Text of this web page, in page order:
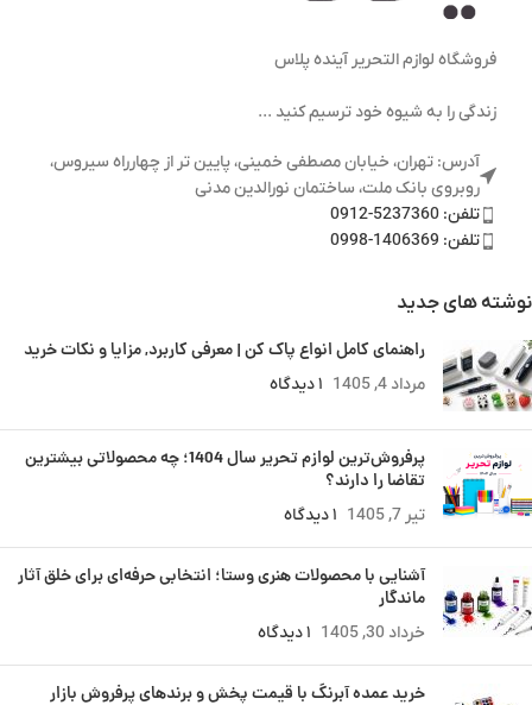
فروشگاه لوازم التحریر آینده پلاس
زندگی را به شیوه خود ترسیم کنید ...
آدرس: تهران، خیابان مصطفی خمینی، پایین تر از چهارراه سیروس،
روبروی بانک ملت، ساختمان نورالدین مدنی
تلفن: 5237360-0912
تلفن: 1406369-0998
نوشته های جدید
راهنمای کامل انواع پاک کن | معرفی کاربرد, مزایا و نکات خرید
مرداد 4, 1405 ۱ دیدگاه
پرفروش‌ترین لوازم تحریر سال 1404؛ چه محصولاتی بیشترین
تقاضا را دارند؟
تیر 7, 1405 ۱ دیدگاه
آشنایی با محصولات هنری وستا؛ انتخابی حرفه‌ای برای خلق آثار
ماندگار
خرداد 30, 1405 ۱ دیدگاه
خرید عمده آبرنگ با قیمت پخش و برندهای پرفروش بازار